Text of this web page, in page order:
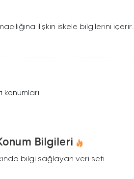
ilişkin iskele bilgilerini içerir.
Bilgileri
bilgi sağlayan veri seti